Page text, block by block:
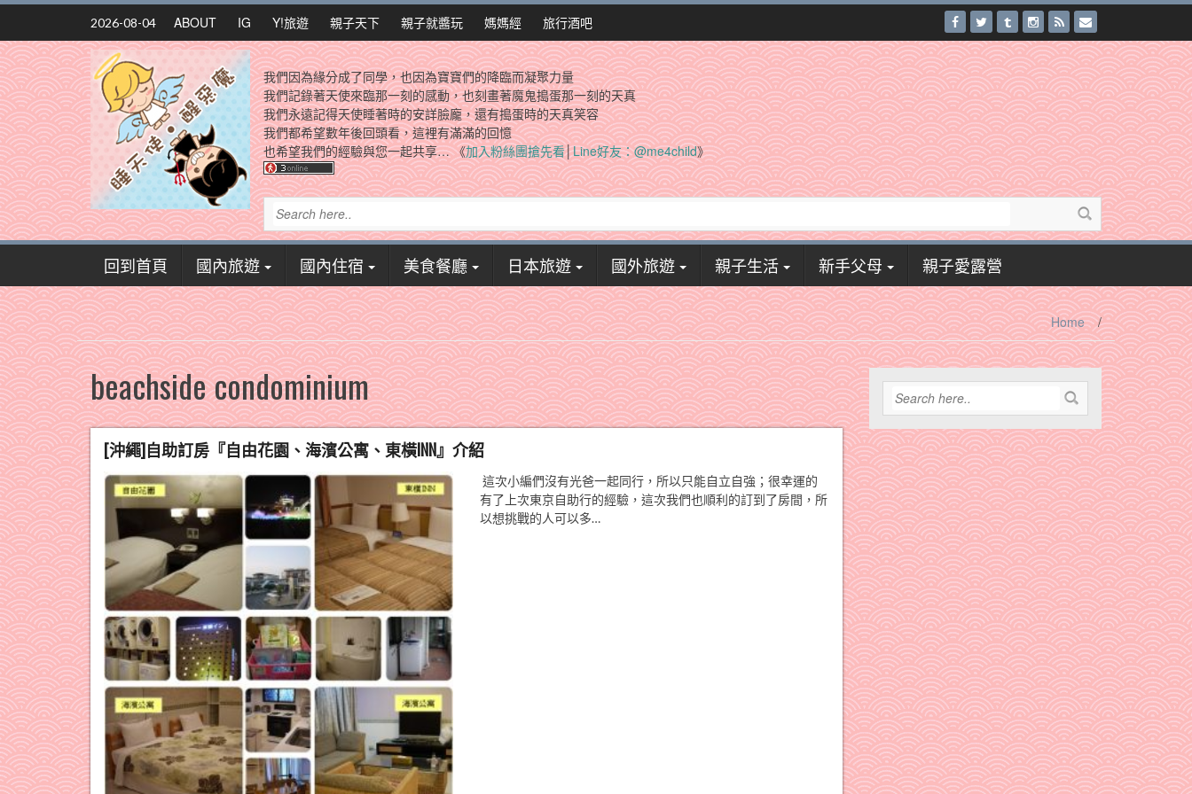
Skip
content
2026-08-04 ABOUT IG Y!旅遊 親子天下 親子就醬玩 媽媽經 旅行酒吧
我們因為緣分成了同學，也因為寶寶們的降臨而凝聚力量
我們記錄著天使來臨那一刻的感動，也刻畫著魔鬼搗蛋那一刻的天真
我們永遠記得天使睡著時的安詳臉龐，還有搗蛋時的天真笑容
我們都希望數年後回頭看，這裡有滿滿的回憶
也希望我們的經驗與您一起共享… 《加入粉絲團搶先看│Line好友：@me4child》
回到首頁 國內旅遊 國內住宿 美食餐廳 日本旅遊 國外旅遊 親子生活 新手父母 親子愛露營
Home /
beachside condominium
[沖繩]自助訂房『自由花園、海濱公寓、東橫INN』介紹
這次小編們沒有光爸一起同行，所以只能自立自強；很幸運的
有了上次東京自助行的經驗，這次我們也順利的訂到了房間，所
以想挑戰的人可以多…